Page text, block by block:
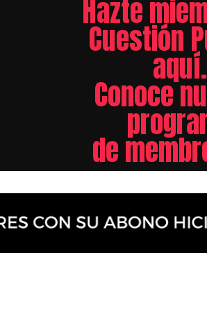
Hazte
Cuestión
aquí.
Conoce
de